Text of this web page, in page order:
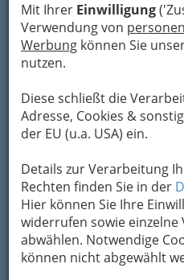
Mit Ihrer Einwilligung
Verwendung von
Werbung können Sie
nutzen.
Diese schließt die
Adresse, Cookies &
der EU (u.a. USA) ein.
Details zur Verarbeitung
Rechten finden Sie in der
Hier können Sie Ihre
widerrufen sowie einzelne
abwählen. Notwendige
können nicht abgewählt
Karte